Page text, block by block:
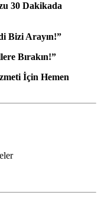
30 Dakikada
Bizi Arayın!”
Bırakın!”
İçin Hemen